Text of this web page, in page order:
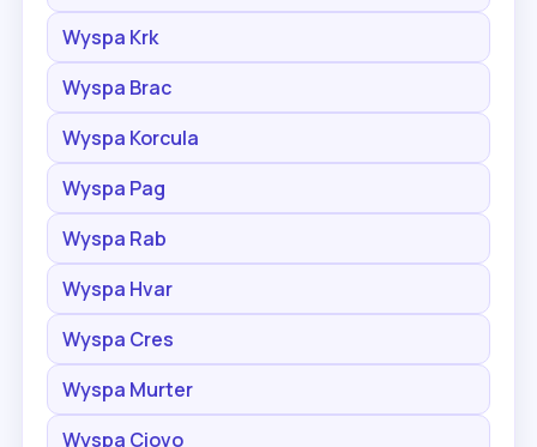
Wyspa Krk
Wyspa Brac
Wyspa Korcula
Wyspa Pag
Wyspa Rab
Wyspa Hvar
Wyspa Cres
Wyspa Murter
Wyspa Ciovo